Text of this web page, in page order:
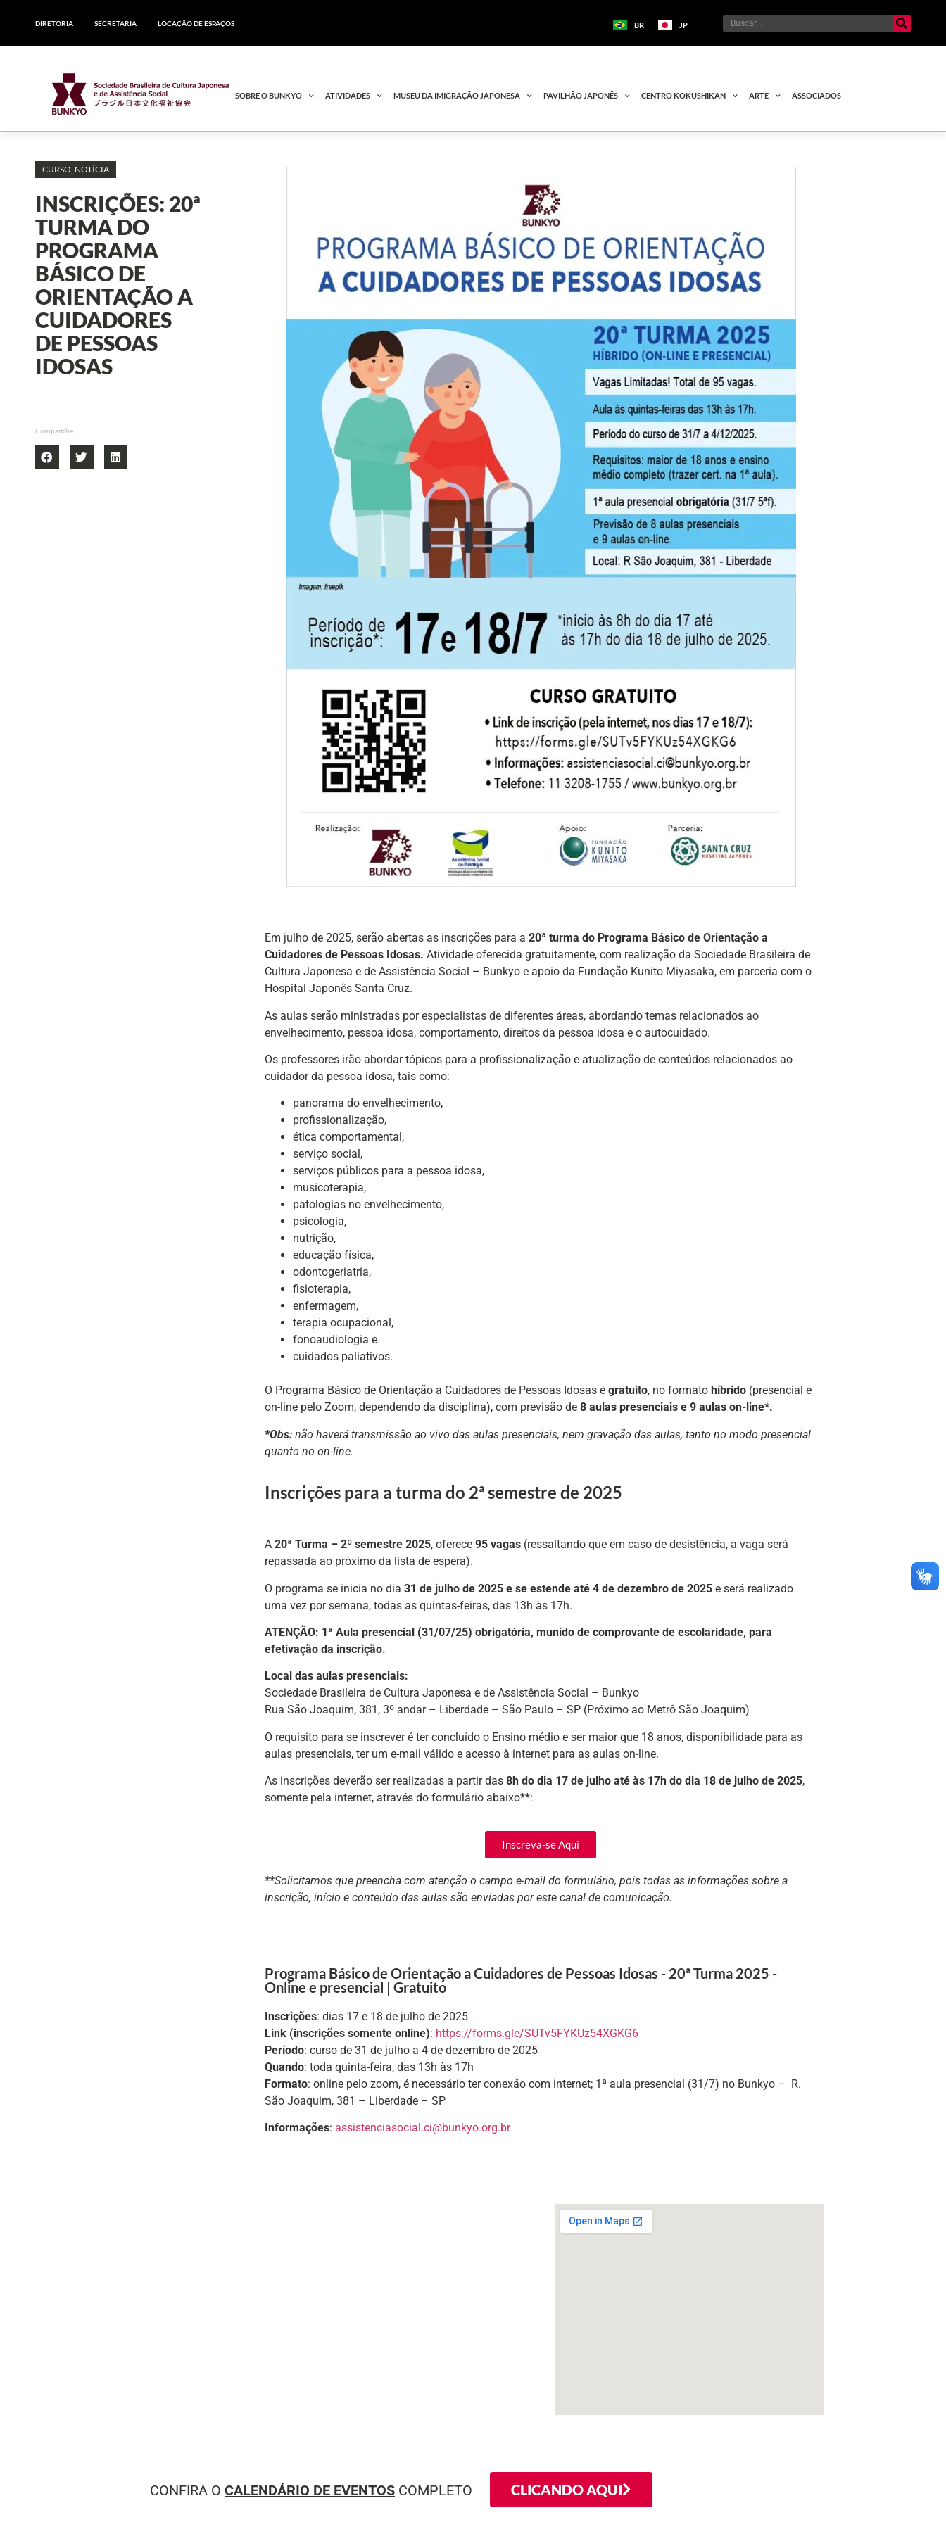
DIRETORIA SECRETARIA LOCAÇÃO DE ESPAÇOS BR JP
SOBRE O BUNKYO ATIVIDADES MUSEU DA IMIGRAÇÃO JAPONESA PAVILHÃO JAPONÊS CENTRO KOKUSHIKAN ARTE ASSOCIADOS
CURSO, NOTÍCIA
INSCRIÇÕES: 20ª
TURMA DO
PROGRAMA
BÁSICO DE
ORIENTAÇÃO A
CUIDADORES
DE PESSOAS
IDOSAS
Compartilhe
Em julho de 2025, serão abertas as inscrições para a20ª turma do Programa Básico de Orientação a
Cuidadores de Pessoas Idosas. Atividade oferecida gratuitamente, com realização da Sociedade Brasileira de
Cultura Japonesa e de Assistência Social – Bunkyo e apoio da Fundação Kunito Miyasaka, em parceria com o
Hospital Japonês Santa Cruz.
As aulas serão ministradas por especialistas de diferentes áreas, abordando temas relacionados ao
envelhecimento, pessoa idosa, comportamento, direitos da pessoa idosa e o autocuidado.
Os professores irão abordar tópicos para a profissionalização e atualização de conteúdos relacionados ao
cuidador da pessoa idosa, tais como:
panorama do envelhecimento,
profissionalização,
ética comportamental,
serviço social,
serviços públicos para a pessoa idosa,
musicoterapia,
patologias no envelhecimento,
psicologia,
nutrição,
educação física,
odontogeriatria,
fisioterapia,
enfermagem,
terapia ocupacional,
fonoaudiologia e
cuidados paliativos.
O Programa Básico de Orientação a Cuidadores de Pessoas Idosas égratuito, no formato híbrido (presencial e
on-line pelo Zoom, dependendo da disciplina), com previsão de8 aulas presenciais e 9 aulas on-line*.
*Obs: não haverá transmissão ao vivo das aulas presenciais, nem gravação das aulas, tanto no modo presencial
quanto no on-line.
Inscrições para a turma do 2ª semestre de 2025
A 20ª Turma – 2º semestre 2025, oferece95 vagas (ressaltando que em caso de desistência, a vaga será
repassada ao próximo da lista de espera).
O programa se inicia no dia31 de julho de 2025 e se estende até 4 de dezembro de 2025 e será realizado
uma vez por semana, todas as quintas-feiras, das 13h às 17h.
ATENÇÃO: 1ª Aula presencial (31/07/25) obrigatória, munido de comprovante de escolaridade, para
efetivação da inscrição.
Local das aulas presenciais:
Sociedade Brasileira de Cultura Japonesa e de Assistência Social – Bunkyo
Rua São Joaquim, 381, 3º andar – Liberdade – São Paulo – SP (Próximo ao Metrô São Joaquim)
O requisito para se inscrever é ter concluído o Ensino médio e ser maior que 18 anos, disponibilidade para as
aulas presenciais, ter um e-mail válido e acesso à internet para as aulas on-line.
As inscrições deverão ser realizadas a partir das8h do dia 17 de julho até às 17h do dia 18 de julho de 2025,
somente pela internet, através do formulário abaixo**:
Inscreva-se Aqui
**Solicitamos que preencha com atenção o campo e-mail do formulário, pois todas as informações sobre a
inscrição, início e conteúdo das aulas são enviadas por este canal de comunicação.
Programa Básico de Orientação a Cuidadores de Pessoas Idosas - 20ª Turma 2025 -
Online e presencial | Gratuito
Inscrições: dias 17 e 18 de julho de 2025
Link (inscrições somente online): https://forms.gle/SUTv5FYKUz54XGKG6
Período: curso de 31 de julho a 4 de dezembro de 2025
Quando: toda quinta-feira, das 13h às 17h
Formato: online pelo zoom, é necessário ter conexão com internet; 1ª aula presencial (31/7) no Bunkyo – R.
São Joaquim, 381 – Liberdade – SP
Informações: assistenciasocial.ci@bunkyo.org.br
CONFIRA O CALENDÁRIO DE EVENTOS COMPLETO CLICANDO AQUI